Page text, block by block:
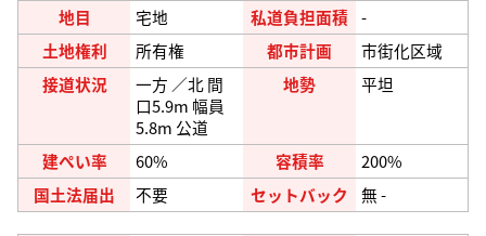
地目 宅地 私道負担面積 -
土地権利
所有権 都市計画
市街化区域
接道状況
一方 ／北 間
口5.9m 幅員
5.8m 公道
地勢 平坦
建ぺい率 60% 容積率
200%
国土法届出
不要 セットバック 無 -